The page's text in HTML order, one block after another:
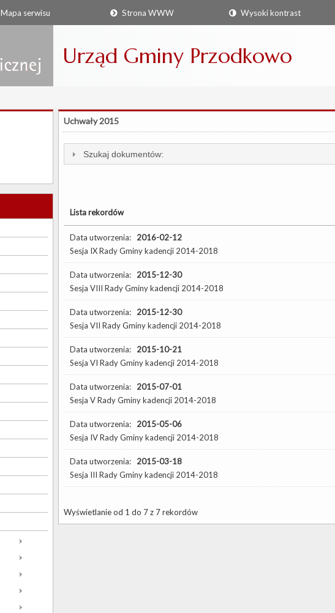
Mapa serwisu Strona WWW Wysoki kontrast
Urząd Gminy Przodkowo
Uchwały 2015
Szukaj dokumentów:
Lista rekordów
Data utworzenia: 2016-02-12
Sesja IX Rady Gminy kadencji 2014-2018
Data utworzenia: 2015-12-30
Sesja VIII Rady Gminy kadencji 2014-2018
Data utworzenia: 2015-12-30
Sesja VII Rady Gminy kadencji 2014-2018
Data utworzenia: 2015-10-21
Sesja VI Rady Gminy kadencji 2014-2018
Data utworzenia: 2015-07-01
Sesja V Rady Gminy kadencji 2014-2018
Data utworzenia: 2015-05-06
Sesja IV Rady Gminy kadencji 2014-2018
Data utworzenia: 2015-03-18
Sesja III Rady Gminy kadencji 2014-2018
Wyświetlanie od 1 do 7 z 7 rekordów